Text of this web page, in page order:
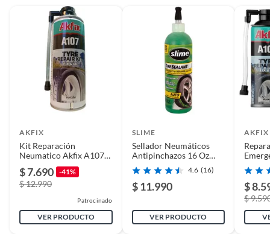
Tipo automotriz Automóvil
Garantía
AKFIX
Kit Reparación
Neumatico Akfix A107
Fix & Go 300ml
$ 7.690 -41%
$ 12.990
Patrocinado
VER PRODUCTO
SLIME
Sellador Neumáticos
Antipinchazos 16 Oz
Para Ruedas
4.6 (16)
$ 11.990
VER PRODUCTO
AKFIX
Spray
$
$